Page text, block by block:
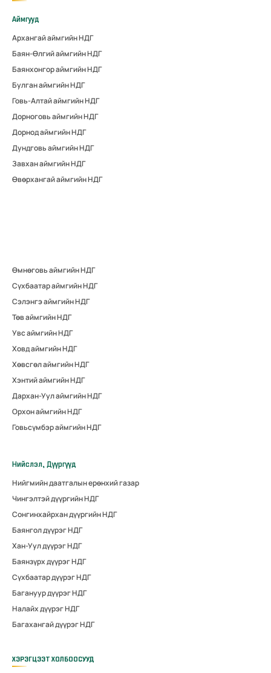
Аймгууд
Архангай аймгийн НДГ
Баян-Өлгий аймгийн НДГ
Баянхонгор аймгийн НДГ
Булган аймгийн НДГ
Говь-Алтай аймгийн НДГ
Дорноговь аймгийн НДГ
Дорнод аймгийн НДГ
Дундговь аймгийн НДГ
Завхан аймгийн НДГ
Өвөрхангай аймгийн НДГ
Өмнөговь аймгийн НДГ
Сүхбаатар аймгийн НДГ
Сэлэнгэ аймгийн НДГ
Төв аймгийн НДГ
Увс аймгийн НДГ
Ховд аймгийн НДГ
Хөвсгөл аймгийн НДГ
Хэнтий аймгийн НДГ
Дархан-Уул аймгийн НДГ
Орхон аймгийн НДГ
Говьсүмбэр аймгийн НДГ
Нийслэл, Дүүргүүд
Нийгмийн даатгалын ерөнхий газар
Чингэлтэй дүүргийн НДГ
Сонгинхайрхан дүүргийн НДГ
Баянгол дүүрэг НДГ
Хан-Уул дүүрэг НДГ
Баянзүрх дүүрэг НДГ
Сүхбаатар дүүрэг НДГ
Багануур дүүрэг НДГ
Налайх дүүрэг НДГ
Багахангай дүүрэг НДГ
ХЭРЭГЦЭЭТ ХОЛБООСУУД